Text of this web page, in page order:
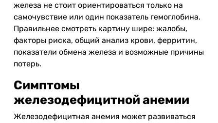
железа не стоит ориентироваться только на
самочувствие или один показатель гемоглобина.
Правильнее смотреть картину шире: жалобы,
факторы риска, общий анализ крови, ферритин,
показатели обмена железа и возможные причины
потерь.
Симптомы
железодефицитной анемии
Железодефицитная анемия может развиваться